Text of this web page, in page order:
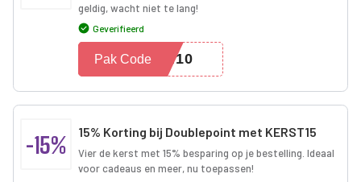
geldig, wacht niet te lang!
Geverifieerd
AN10
Pak Code
-15% 15% Korting bij Doublepoint met KERST15
Vier de kerst met 15% besparing op je bestelling. Ideaal
voor cadeaus en meer, nu toepassen!